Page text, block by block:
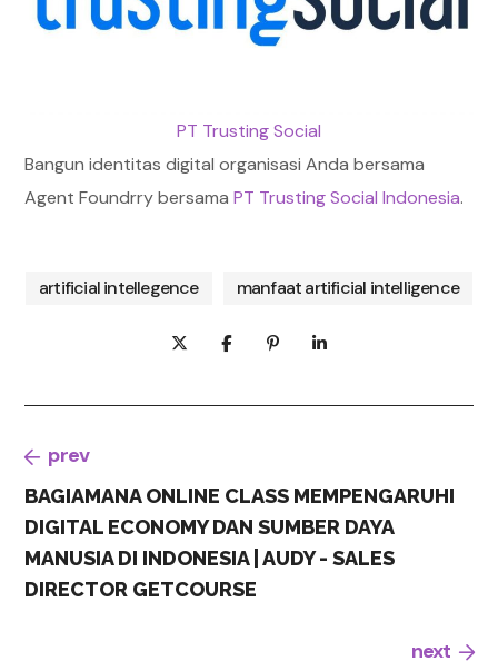
PT Trusting Social
Bangun identitas digital organisasi Anda bersama
Agent Foundrry bersamaPT Trusting Social Indonesia.
artificial intellegence manfaat artificial intelligence
prev
BAGIAMANA ONLINE CLASS MEMPENGARUHI
DIGITAL ECONOMY DAN SUMBER DAYA
MANUSIA DI INDONESIA | AUDY - SALES
DIRECTOR GETCOURSE
next